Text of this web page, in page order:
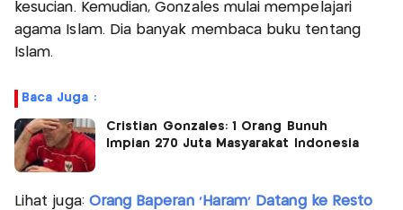
kesucian. Kemudian, Gonzales mulai mempelajari
agama Islam. Dia banyak membaca buku tentang
Islam.
Baca Juga :
Cristian Gonzales: 1 Orang Bunuh
Impian 270 Juta Masyarakat Indonesia
Lihat juga: Orang Baperan 'Haram' Datang ke Resto